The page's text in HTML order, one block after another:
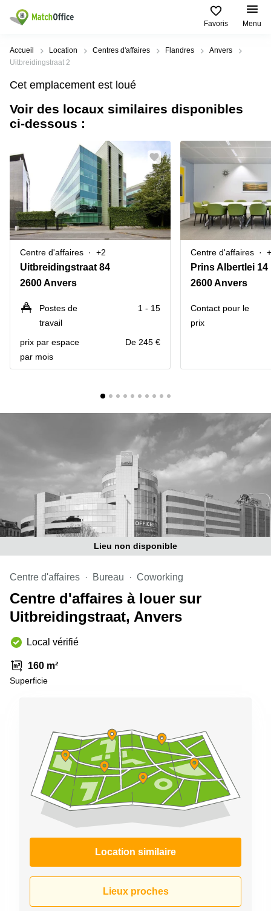
Favoris Menu
Rechercher / publier
Types
d'espaces
Bureaux
d’affaires
Coworking
Salles
de
réunion
Bureau
virtuel
Villes
Populaires
Alost
Anvers
Bruges
Bruxelles
Bruxelles
Aeroport
Gand
Hasselt
la
Neuve
Wavre
Recherches
populaires
Bureau
a louer
Bureau à
louer
Bruxelles
Bureau
a louer
Gand
Bureau
à louer
Liège
Centre
Anvers
Centre
d'affaires
Gand
Centre
Coworking
Tournai
Salle de
conférence
Aide
Qui sommes-nous?
Publier un bureau
Connexion
Choisissez une langue
flamand
Accueil Location Centres d'affaires Flandres
Anvers
Uitbreidingstraat 2
Cet emplacement est loué
Voir des locaux similaires disponibles
ci-dessous :
Centre d'affaires +2
Uitbreidingstraat 84
2600 Anvers
Postes de
travail
1 - 15
prix par espace
par mois
De 245 €
Centre d'affaires
Prins Albertlei 14
2600 Anvers
Contact pour le
prix
Lieu non disponible
Centre d'affaires Bureau Coworking
Centre d'affaires à louer sur
Uitbreidingstraat, Anvers
Local vérifié
160 m²
Superficie
Location similaire
Lieux proches